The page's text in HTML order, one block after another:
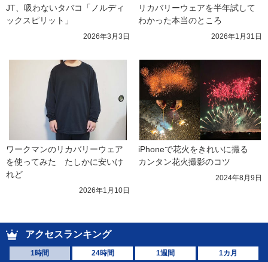
JT、吸わないタバコ「ノルディ
ックスピリット」
2026年3月3日
リカバリーウェアを半年試して
わかった本当のところ
2026年1月31日
ワークマンのリカバリーウェア
を使ってみた　たしかに安いけ
れど
2026年1月10日
iPhoneで花火をきれいに撮る
カンタン花火撮影のコツ
2024年8月9日
アクセスランキング
1時間 24時間 1週間 1カ月